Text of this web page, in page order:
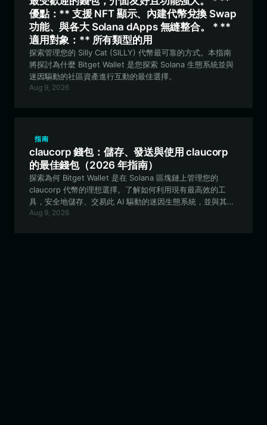
優點：** 支援 NFT 顯示、內建代幣兌換 Swap
功能、與各大 Solana dApps 無縫整合。 * **
適用對象：** 所有類型的用
探索管理您的 Silly Cat (SILLY) 代幣最可靠的方式。本指南
將探討為什麼 Bitget Wallet 是您探索 Solana 生態系統並與
迷因驅動的社區資產進行互動的最佳選擇。
Aug 9, 2026
指南
claucorp 錢包：儲存、發送與使用 claucorp
的最佳錢包（2026 年指南）
探索為何 Bitget Wallet 是在 Solana 區塊鏈上管理您的
claucorp 代幣的理想選擇。了解如何利用現有最高效的工
具，安全地儲存、交易此 AI 驅動的迷因生態系統，並與其進
行互動。
Aug 9, 2026